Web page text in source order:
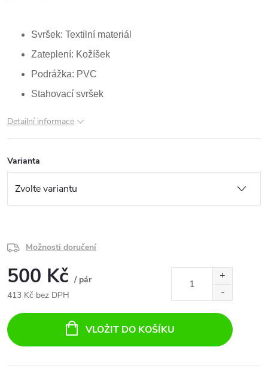
Svršek: Textilní materiál
Zateplení: Kožíšek
Podrážka: PVC
Stahovací svršek
Detailní informace
Varianta
Možnosti doručení
500 Kč / pár
413 Kč bez DPH
cena:
VLOŽIT DO KOŠÍKU